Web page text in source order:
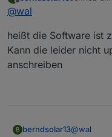
Offline zuletzt
@wal
heißt die Software ist
Kann die leider nicht
anschreiben
B berndsolar13@wal